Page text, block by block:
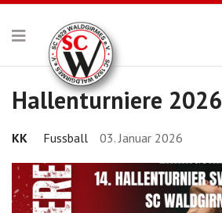
Hallenturniere 2026
KK Fussball 03. Januar 2026